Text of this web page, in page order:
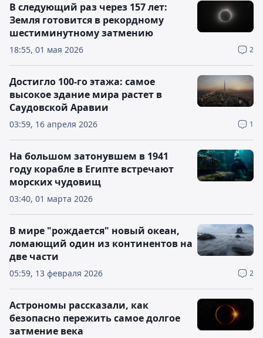
18:55, 01 мая 2026 2
В следующий раз через 157 лет:
Земля готовится в рекордному
шестиминутному затмению
03:59, 16 апреля 2026 1
Достигло 100-го этажа: самое
высокое здание мира растет в
Саудовской Аравии
03:40, 01 марта 2026
На большом затонувшем в 1941
году корабле в Египте встречают
морских чудовищ
05:59, 13 февраля 2026 2
В мире "рождается" новый океан,
ломающий один из континентов на
две части
Астрономы рассказали, как
безопасно пережить самое долгое
затмение века